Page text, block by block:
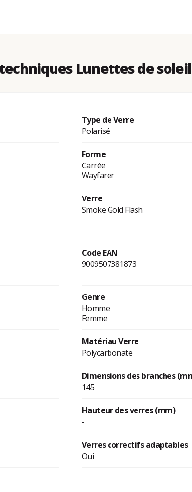
Lunettes de
Type de Verre
Polarisé
Forme
Carrée
Wayfarer
Verre
Smoke Gold Flash
Code EAN
9009507381873
Genre
Homme
Femme
Matériau Verre
Polycarbonate
Dimensions des branches
145
Hauteur des verres (mm)
-
Verres correctifs adaptables
Oui